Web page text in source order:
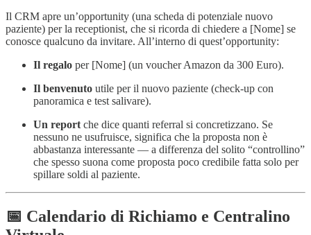
Il CRM apre un’opportunity (una scheda di potenziale nuovo
paziente) per la receptionist, che si ricorda di chiedere a [Nome] se
conosce qualcuno da invitare. All’interno di quest’opportunity:
Il regalo per [Nome] (un voucher Amazon da 300 Euro).
Il benvenuto utile per il nuovo paziente (check-up con
panoramica e test salivare).
Un report che dice quanti referral si concretizzano. Se
nessuno ne usufruisce, significa che la proposta non è
abbastanza interessante — a differenza del solito “controllino”
che spesso suona come proposta poco credibile fatta solo per
spillare soldi al paziente.
📅 Calendario di Richiamo e Centralino